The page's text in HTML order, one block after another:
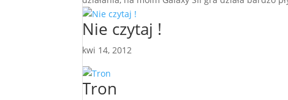
Nie czytaj !
kwi 14, 2012
Tron